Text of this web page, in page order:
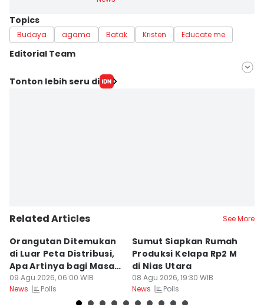
Topics
Budaya agama Batak Kristen Educate me
Editorial Team
Editor
Tonton lebih seru di
Related Articles See More
Orangutan Ditemukan
di Luar Peta Distribusi,
Apa Artinya bagi Masa
Depan Konservasi?
09 Agu 2026, 06:00 WIB
News
Polls
Sumut Siapkan Rumah
Produksi Kelapa Rp2 M
di Nias Utara
08 Agu 2026, 19:30 WIB
News
Polls